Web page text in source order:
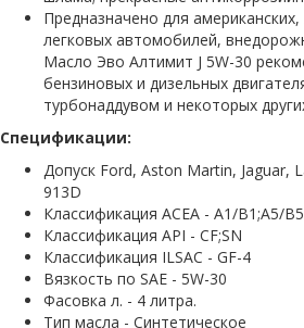
Предназначено для
легковых автомобилей,
Масло Эво Алтимит J 5W-30
бензиновых и дизельных
турбонаддувом и некоторых
Спецификации:
Допуск Ford, Aston Martin, Jaguar,
913D
Классификация ACEA - A1/B1;A5/B5
Классификация API - CF;SN
Классификация ILSAC - GF-4
Вязкость по SAE - 5W-30
Фасовка л. - 4 литра.
Тип масла - Синтетическое